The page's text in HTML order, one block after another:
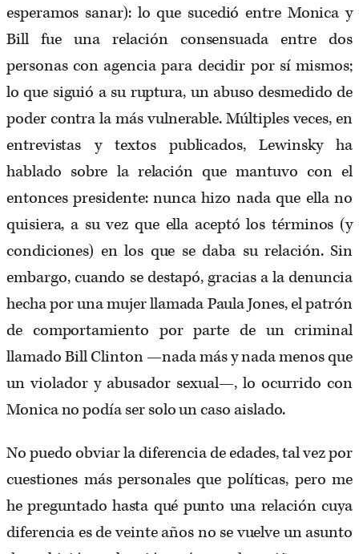
esperamos sanar): lo que sucedió entre Monica y
Bill fue una relación consensuada entre dos
personas con agencia para decidir por sí mismos;
lo que siguió a su ruptura, un abuso desmedido de
poder contra la más vulnerable. Múltiples veces, en
entrevistas y textos publicados, Lewinsky ha
hablado sobre la relación que mantuvo con el
entonces presidente: nunca hizo nada que ella no
quisiera, a su vez que ella aceptó los términos (y
condiciones) en los que se daba su relación. Sin
embargo, cuando se destapó, gracias a la denuncia
hecha por una mujer llamada Paula Jones, el patrón
de comportamiento por parte de un criminal
llamado Bill Clinton —nada más y nada menos que
un violador y abusador sexual—, lo ocurrido con
Monica no podía ser solo un caso aislado.
No puedo obviar la diferencia de edades, tal vez por
cuestiones más personales que políticas, pero me
he preguntado hasta qué punto una relación cuya
diferencia es de veinte años no se vuelve un asunto